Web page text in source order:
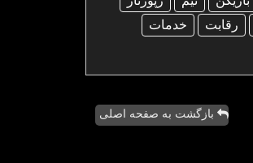
رقابت
خدمات
بازگشت به صفحه اصلی